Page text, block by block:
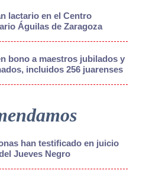
lactario en el Centro
Águilas de Zaragoza
bono a maestros jubilados y
incluidos 256 juarenses
han testificado en juicio
Jueves Negro